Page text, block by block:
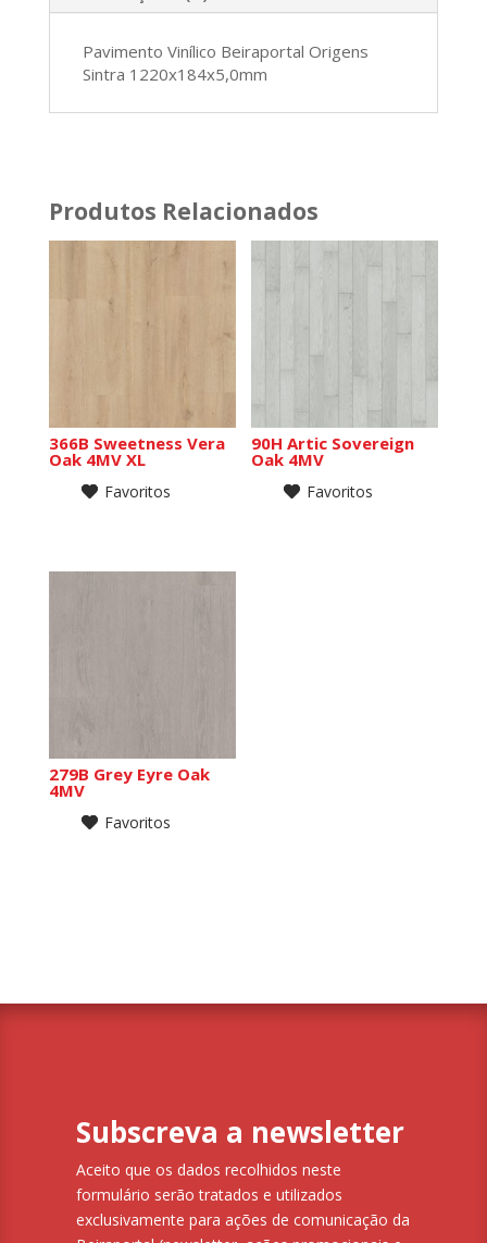
Pavimento Vinílico Beiraportal Origens
Sintra 1220x184x5,0mm
Produtos Relacionados
366B Sweetness Vera
Oak 4MV XL
Favoritos
90H Artic Sovereign
Oak 4MV
Favoritos
279B Grey Eyre Oak
4MV
Favoritos
Subscreva a newsletter
Aceito que os dados recolhidos neste
formulário serão tratados e utilizados
exclusivamente para ações de comunicação da